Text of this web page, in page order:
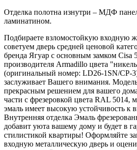
Отделка полотна изнутри – МДФ
ламинатином.
Подбираете взломостойкую входную
советуем дверь средней ценовой
бренда Ягуар с основным замком Cisa
производителя Armadillo цвета
(оригинальный номер: LD26-1SN/CP-
заслуживает Вашего внимания.
прекрасным решением для вашего
части с фрезеровкой цвета RAL 5014,
эмаль имеет высокую устойчивость к
Внутренняя отделка Эмаль
добавит уюта вашему дому и будет в
стилистикой квартиры! Оформляйте
входную металлическую дверь и